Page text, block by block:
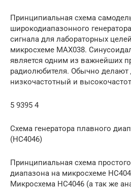
Принципиальная схема
широкодиапазонного
сигнала для лабораторных
микросхеме MAX038.
является одним из важнейших
радиолюбителя. Обычно делают
низкочастотный и
5 9395 4
Схема генератора плавного
(HC4046)
Принципиальная схема
диапазона на микросхеме
Микросхема НС4046 (а так же